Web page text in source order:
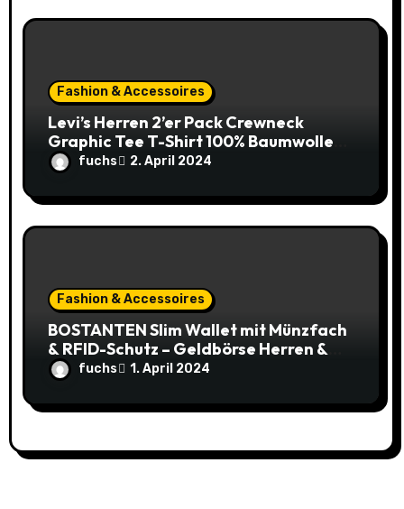
Fashion & Accessoires
Levi’s Herren 2’er Pack Crewneck
Graphic Tee T-Shirt 100% Baumwolle
(Gr. XXS-XXL) – 20€ statt 36,19€!
fuchs 2. April 2024
Fashion & Accessoires
BOSTANTEN Slim Wallet mit Münzfach
& RFID-Schutz – Geldbörse Herren &
Damen Klein mit Kartenetui – Mini
Portmonee Karten Geldbeutel Herren
– Smart Wallets for Men (Schwarz) für
fuchs 1. April 2024